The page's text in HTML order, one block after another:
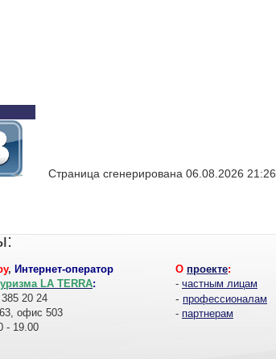
Страница сгенерирована 06.08.2026 21:26
, Интернет-оператор
LA TERRA:
20 24
офис 503
- 19.00
О проекте:
- частным лицам
- профессионалам
- партнерам